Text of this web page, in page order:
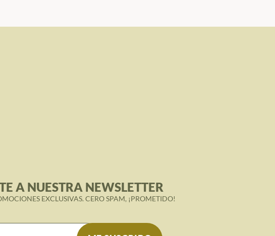
A NUESTRA NEWSLETTER
EXCLUSIVAS. CERO SPAM, ¡PROMETIDO!